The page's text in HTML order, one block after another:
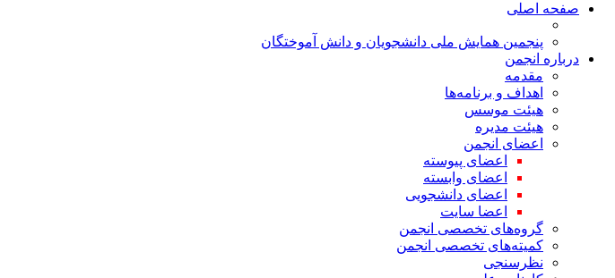
صفحه اصلی
پنجمین همایش ملی دانشجویان و دانش آموختگان
درباره انجمن
مقدمه
اهداف و برنامه‌ها
هیئت موسس
هیئت مدیره
اعضای انجمن
اعضای پیوسته
اعضای وابسته
اعضای دانشجویی
اعضا سایت
گروه‌های تخصصی انجمن
کمیته‌های تخصصی انجمن
نظرسنجی